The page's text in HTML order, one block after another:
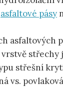
asfaltové pásy
asfaltových
střechy
střešní
vs.